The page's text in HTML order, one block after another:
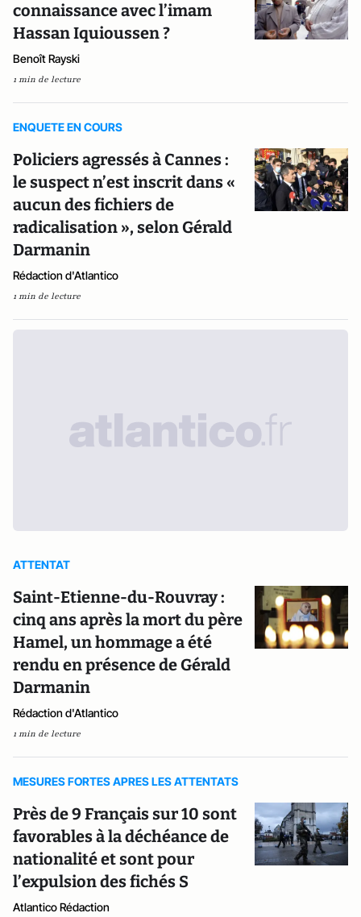
connaissance avec l’imam
Hassan Iquioussen ?
Benoît Rayski
1 min de lecture
ENQUETE EN COURS
Policiers agressés à Cannes :
le suspect n’est inscrit dans «
aucun des fichiers de
radicalisation », selon Gérald
Darmanin
Rédaction d'Atlantico
1 min de lecture
ATTENTAT
Saint-Etienne-du-Rouvray :
cinq ans après la mort du père
Hamel, un hommage a été
rendu en présence de Gérald
Darmanin
Rédaction d'Atlantico
1 min de lecture
MESURES FORTES APRES LES ATTENTATS
Près de 9 Français sur 10 sont
favorables à la déchéance de
nationalité et sont pour
l’expulsion des fichés S
Atlantico Rédaction